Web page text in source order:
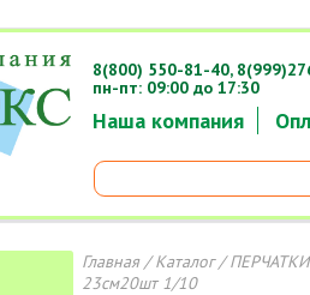
Наша компания
8(800) 550-81-40,
пн-пт: 09:00 до 17:30
Главная/Каталог/
23см20шт 1/10